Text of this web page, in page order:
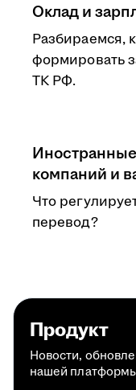
Оклад и
Разбираемся,
формировать
ТК РФ.
компаний и
Что
перевод?
Продукт
Новости,
нашей